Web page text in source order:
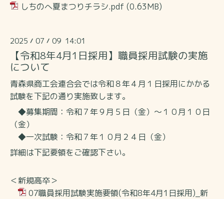
しちのへ夏まつりチラシ.pdf (0.63MB)
2025 / 07 / 09 14:01
【令和8年4月1日採用】職員採用試験の実施
について
青森県商工会連合会では令和８年４月１日採用にかかる
試験を下記の通り実施致します。
◆募集期間：令和７年９月５日（金）～１０月１０日
（金）
◆一次試験：令和７年１０月２４日（金）
詳細は下記要領をご確認下さい。
＜新規高卒＞
07職員採用試験実施要領(令和8年4月1日採用)_新